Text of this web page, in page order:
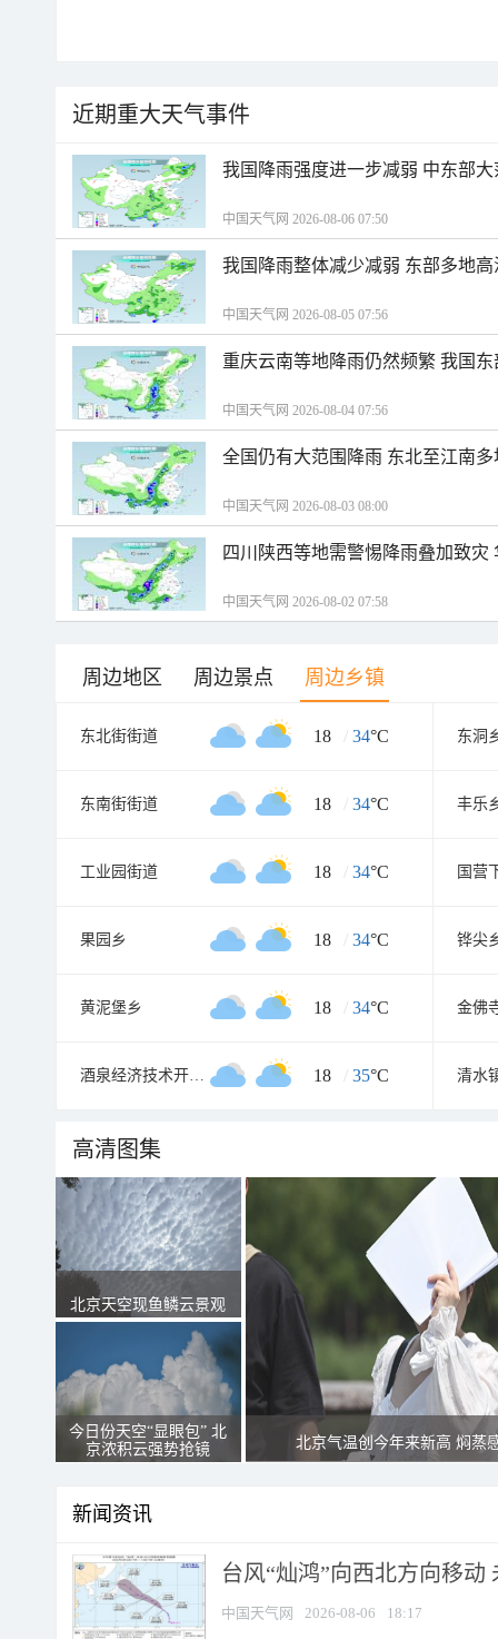
近期重大天气事件
我国降雨强度进一步减弱 中东部
中国天气网 2026-08-06 07:50
我国降雨整体减少减弱 东部多地
中国天气网 2026-08-05 07:56
重庆云南等地降雨仍然频繁 我国
中国天气网 2026-08-04 07:56
全国仍有大范围降雨 东北至江南
中国天气网 2026-08-03 08:00
四川陕西等地需警惕降雨叠加致
中国天气网 2026-08-02 07:58
周边地区 周边景点 周边乡镇
东北街街道 18 / 34°C 东洞
东南街街道 18 / 34°C 丰乐
工业园街道 18 / 34°C 国营
果园乡 18 / 34°C 铧尖
黄泥堡乡 18 / 34°C 金佛
酒泉经济技术开发区 18 / 35°C 清水
高清图集
北京天空现鱼鳞云景观
今日份天空“显眼包” 北
京浓积云强势抢镜
北京气温创今年来新高 焖蒸
新闻资讯
台风“灿鸿”向西北方向移动
中国天气网 2026-08-06 18:17